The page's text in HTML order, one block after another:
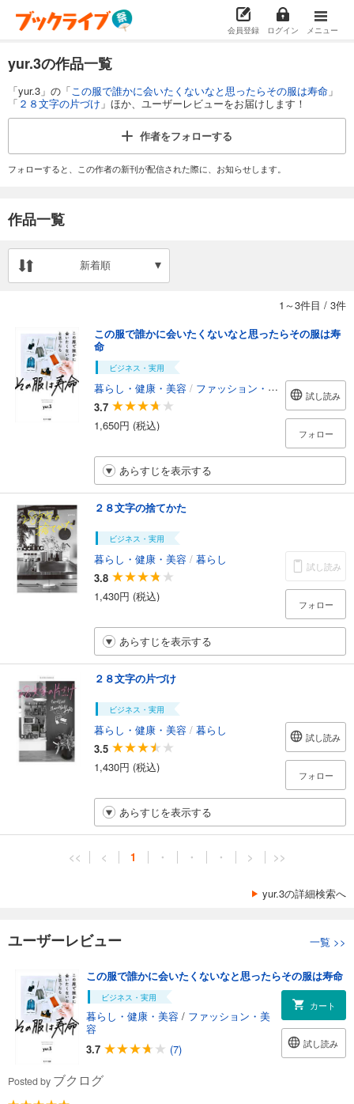
会員登録 ログイン メニュー
yur.3の作品一覧
「yur.3」の「この服で誰かに会いたくないなと思ったらその服は寿命 」
「 ２８文字の片づけ 」ほか、ユーザーレビューをお届けします！
作者をフォローする
フォローすると、この作者の新刊が配信された際に、お知らせします。
作品一覧
新着順
1～3件目 / 3件
この服で誰かに会いたくないなと思ったらその服は寿
命
ビジネス・実用
暮らし・健康・美容 / ファッション・美容
3.7
1,650円 (税込)
試し読み
フォロー
あらすじを表示する
２８文字の捨てかた
ビジネス・実用
暮らし・健康・美容 / 暮らし
3.8
1,430円 (税込)
試し読み
フォロー
あらすじを表示する
２８文字の片づけ
ビジネス・実用
暮らし・健康・美容 / 暮らし
3.5
1,430円 (税込)
試し読み
フォロー
あらすじを表示する
<< < 1 ・ ・ ・ > >>
yur.3の詳細検索へ
ユーザーレビュー 一覧 >>
この服で誰かに会いたくないなと思ったらその服は寿命
ビジネス・実用
暮らし・健康・美容 / ファッション・美
容
3.7
(7)
カート
試し読み
Posted by ブクログ